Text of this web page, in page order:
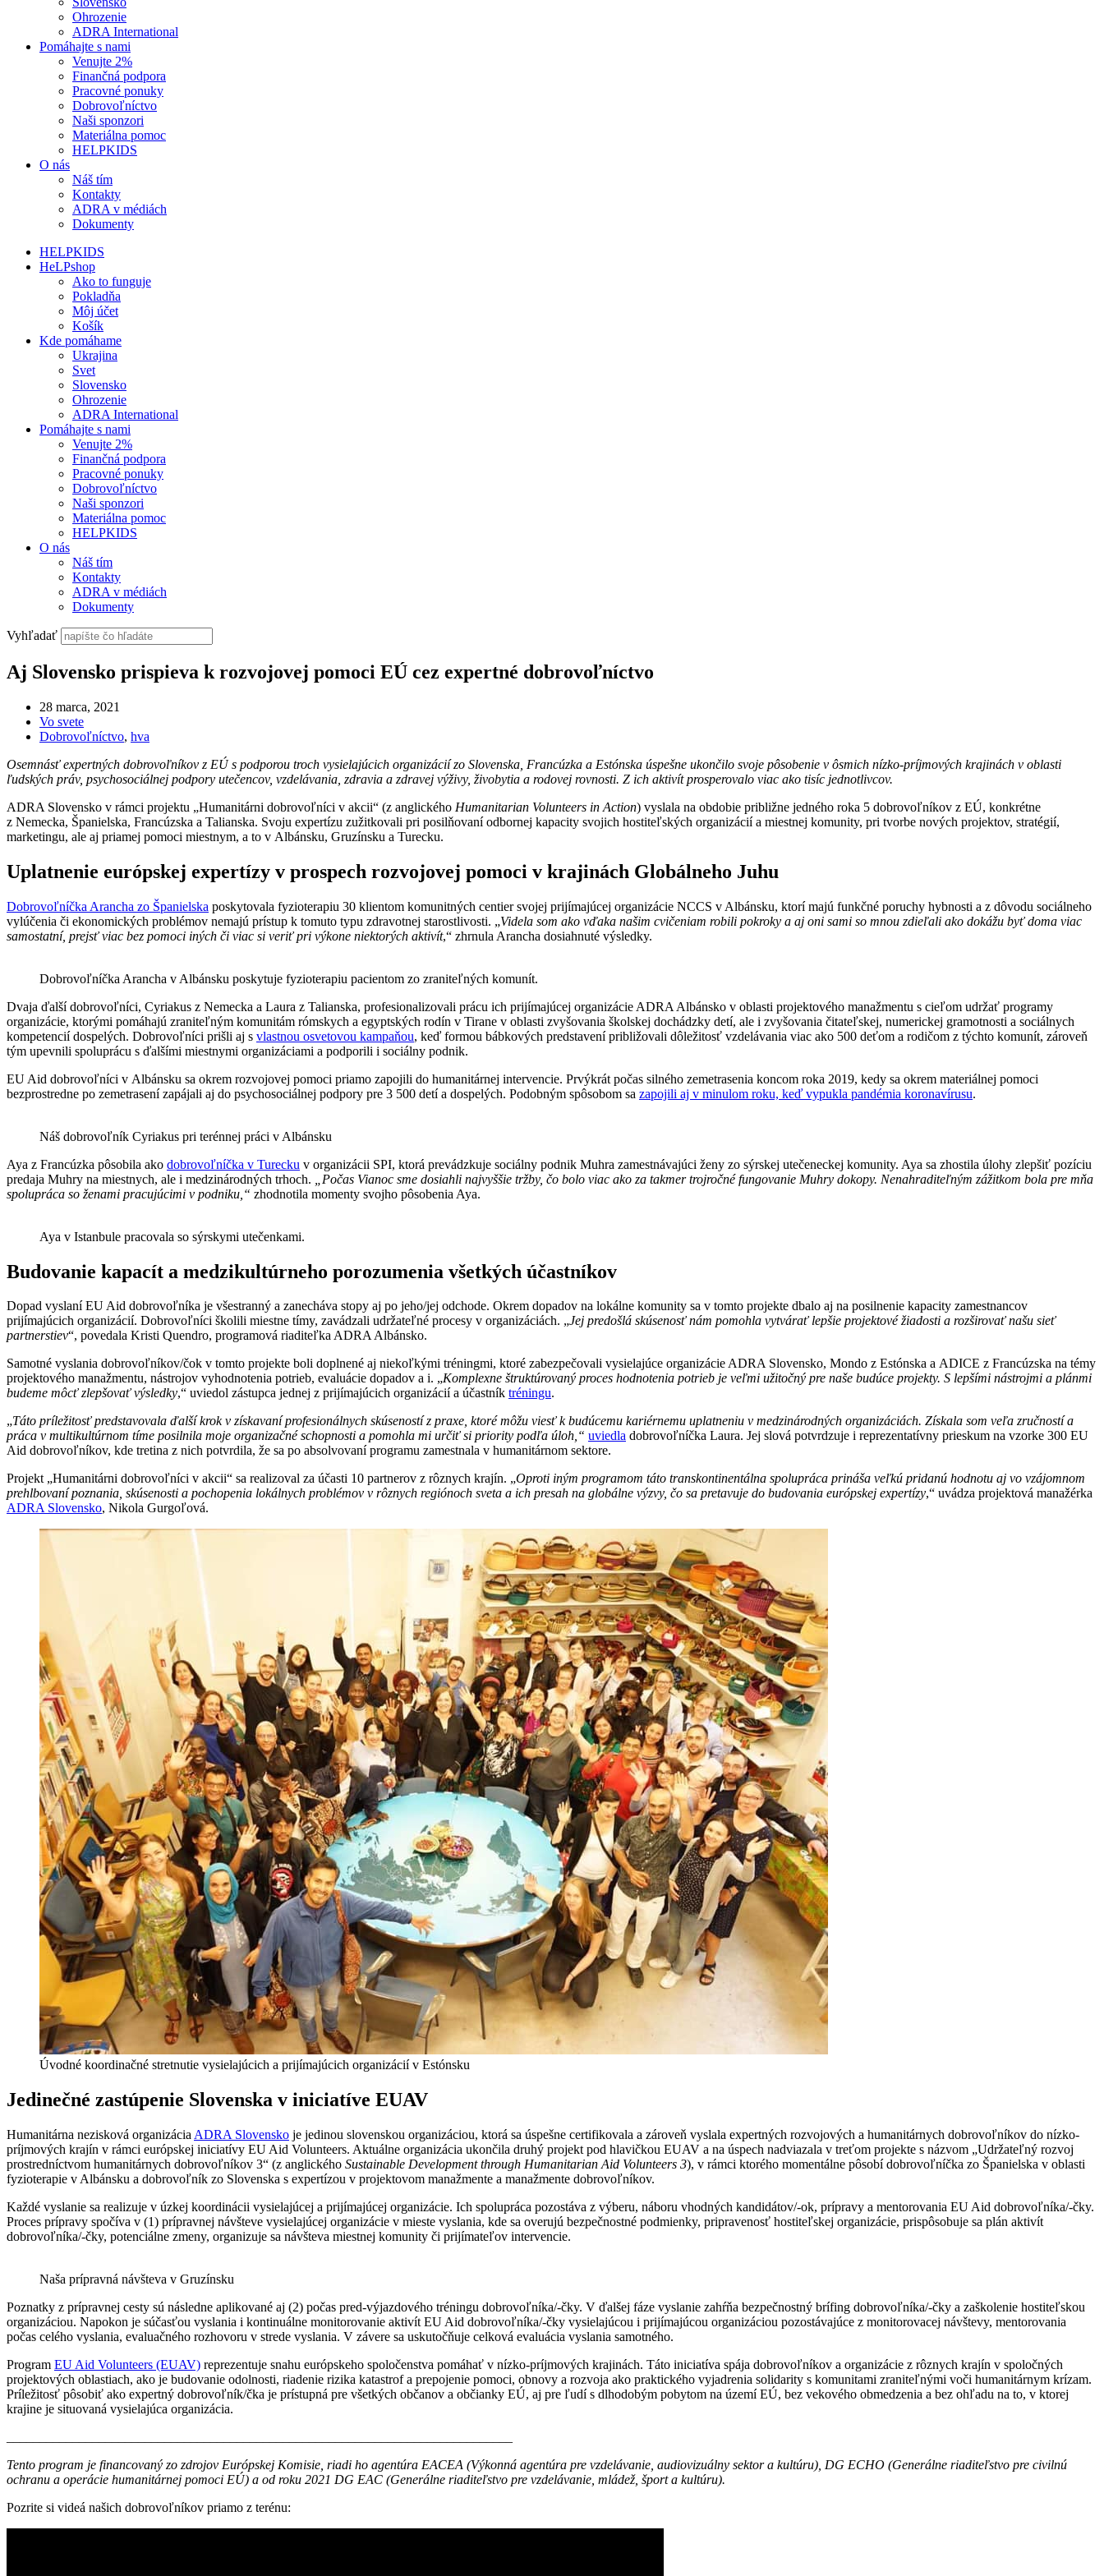
Ohrozenie
ADRA International
Pomáhajte s nami
Venujte 2%
Finančná podpora
Pracovné ponuky
Dobrovoľníctvo
Naši sponzori
Materiálna pomoc
HELPKIDS
O nás
Náš tím
Kontakty
ADRA v médiách
Dokumenty
HELPKIDS
HeLPshop
Ako to funguje
Pokladňa
Môj účet
Košík
Kde pomáhame
Ukrajina
Svet
Slovensko
Ohrozenie
ADRA International
Pomáhajte s nami
Venujte 2%
Finančná podpora
Pracovné ponuky
Dobrovoľníctvo
Naši sponzori
Materiálna pomoc
HELPKIDS
O nás
Náš tím
Kontakty
ADRA v médiách
Dokumenty
Vyhľadať
Aj Slovensko prispieva k rozvojovej pomoci EÚ cez expertné dobrovoľníctvo
28 marca, 2021
Vo svete
Dobrovoľníctvo, hva
Osemnásť expertných dobrovoľníkov z EÚ s podporou troch vysielajúcich organizácií zo Slovenska, Francúzka a Estónska úspešne ukončilo svoje pôsobenie v ôsmich nízko-príjmových krajinách v oblasti
ľudských práv, psychosociálnej podpory utečencov, vzdelávania, zdravia a zdravej výživy, živobytia a rodovej rovnosti. Z ich aktivít prosperovalo viac ako tisíc jednotlivcov.
ADRA Slovensko v rámci projektu „Humanitárni dobrovoľníci v akcii“ (z anglického Humanitarian Volunteers in Action) vyslala na obdobie približne jedného roka 5 dobrovoľníkov z EÚ, konkrétne
z Nemecka, Španielska, Francúzska a Talianska. Svoju expertízu zužitkovali pri posilňovaní odbornej kapacity svojich hostiteľských organizácií a miestnej komunity, pri tvorbe nových projektov, stratégií,
marketingu, ale aj priamej pomoci miestnym, a to v Albánsku, Gruzínsku a Turecku.
Uplatnenie európskej expertízy v prospech rozvojovej pomoci v krajinách Globálneho Juhu
Dobrovoľníčka Arancha zo Španielska poskytovala fyzioterapiu 30 klientom komunitných centier svojej prijímajúcej organizácie NCCS v Albánsku, ktorí majú funkčné poruchy hybnosti a z dôvodu sociálneho
vylúčenia či ekonomických problémov nemajú prístup k tomuto typu zdravotnej starostlivosti. „Videla som ako vďaka našim cvičeniam robili pokroky a aj oni sami so mnou zdieľali ako dokážu byť doma viac
samostatní, prejsť viac bez pomoci iných či viac si veriť pri výkone niektorých aktivít,“ zhrnula Arancha dosiahnuté výsledky.
Dobrovoľníčka Arancha v Albánsku poskytuje fyzioterapiu pacientom zo zraniteľných komunít.
Dvaja ďalší dobrovoľníci, Cyriakus z Nemecka a Laura z Talianska, profesionalizovali prácu ich prijímajúcej organizácie ADRA Albánsko v oblasti projektového manažmentu s cieľom udržať programy
organizácie, ktorými pomáhajú zraniteľným komunitám rómskych a egyptských rodín v Tirane v oblasti zvyšovania školskej dochádzky detí, ale i zvyšovania čitateľskej, numerickej gramotnosti a sociálnych
kompetencií dospelých. Dobrovoľníci prišli aj s vlastnou osvetovou kampaňou, keď formou bábkových predstavení približovali dôležitosť vzdelávania viac ako 500 deťom a rodičom z týchto komunít, zároveň
tým upevnili spoluprácu s ďalšími miestnymi organizáciami a podporili i sociálny podnik.
EU Aid dobrovoľníci v Albánsku sa okrem rozvojovej pomoci priamo zapojili do humanitárnej intervencie. Prvýkrát počas silného zemetrasenia koncom roka 2019, kedy sa okrem materiálnej pomoci
bezprostredne po zemetrasení zapájali aj do psychosociálnej podpory pre 3 500 detí a dospelých. Podobným spôsobom sa zapojili aj v minulom roku, keď vypukla pandémia koronavírusu.
Náš dobrovoľník Cyriakus pri terénnej práci v Albánsku
Aya z Francúzka pôsobila ako dobrovoľníčka v Turecku v organizácii SPI, ktorá prevádzkuje sociálny podnik Muhra zamestnávajúci ženy zo sýrskej utečeneckej komunity. Aya sa zhostila úlohy zlepšiť pozíciu
predaja Muhry na miestnych, ale i medzinárodných trhoch.
„Počas Vianoc sme dosiahli najvyššie tržby, čo bolo viac ako za takmer trojročné fungovanie Muhry dokopy. Nenahraditeľným zážitkom bola pre mňa
spolupráca so ženami pracujúcimi v podniku,“ zhodnotila momenty svojho pôsobenia Aya.
Aya v Istanbule pracovala so sýrskymi utečenkami.
Budovanie kapacít a medzikultúrneho porozumenia všetkých účastníkov
Dopad vyslaní EU Aid dobrovoľníka je všestranný a zanecháva stopy aj po jeho/jej odchode. Okrem dopadov na lokálne komunity sa v tomto projekte dbalo aj na posilnenie kapacity zamestnancov
prijímajúcich organizácií. Dobrovoľníci školili miestne tímy, zavádzali udržateľné procesy v organizáciách. „Jej predošlá skúsenosť nám pomohla vytvárať lepšie projektové žiadosti a rozširovať našu sieť
partnerstiev“, povedala Kristi Quendro, programová riaditeľka ADRA Albánsko.
Samotné vyslania dobrovoľníkov/čok v tomto projekte boli doplnené aj niekoľkými tréningmi, ktoré zabezpečovali vysielajúce organizácie ADRA Slovensko, Mondo z Estónska a ADICE z Francúzska na témy
projektového manažmentu, nástrojov vyhodnotenia potrieb, evaluácie dopadov a i. „Komplexne štruktúrovaný proces hodnotenia potrieb je veľmi užitočný pre naše budúce projekty. S lepšími nástrojmi a plánmi
budeme môcť zlepšovať výsledky,“ uviedol zástupca jednej z prijímajúcich organizácií a účastník tréningu.
„Táto príležitosť predstavovala ďalší krok v získavaní profesionálnych skúseností z praxe, ktoré môžu viesť k budúcemu kariérnemu uplatneniu v medzinárodných organizáciách. Získala som veľa zručností a
práca v multikultúrnom tíme posilnila moje organizačné schopnosti a pomohla mi určiť si priority podľa úloh,“ uviedla dobrovoľníčka Laura. Jej slová potvrdzuje i reprezentatívny prieskum na vzorke 300 EU
Aid dobrovoľníkov, kde tretina z nich potvrdila, že sa po absolvovaní programu zamestnala v humanitárnom sektore.
Projekt „Humanitárni dobrovoľníci v akcii“ sa realizoval za účasti 10 partnerov z rôznych krajín. „Oproti iným programom táto transkontinentálna spolupráca prináša veľkú pridanú hodnotu aj vo vzájomnom
prehlbovaní poznania, skúsenosti a pochopenia lokálnych problémov v rôznych regiónoch sveta a ich presah na globálne výzvy, čo sa pretavuje do budovania európskej expertízy,“ uvádza projektová manažérka
ADRA Slovensko, Nikola Gurgoľová.
Úvodné koordinačné stretnutie vysielajúcich a prijímajúcich organizácií v Estónsku
Jedinečné zastúpenie Slovenska v iniciatíve EUAV
Humanitárna nezisková organizácia ADRA Slovensko je jedinou slovenskou organizáciou, ktorá sa úspešne certifikovala a zároveň vyslala expertných rozvojových a humanitárnych dobrovoľníkov do nízko-
príjmových krajín v rámci európskej iniciatívy EU Aid Volunteers. Aktuálne organizácia ukončila druhý projekt pod hlavičkou EUAV a na úspech nadviazala v treťom projekte s názvom „Udržateľný rozvoj
prostredníctvom humanitárnych dobrovoľníkov 3“ (z anglického Sustainable Development through Humanitarian Aid Volunteers 3), v rámci ktorého momentálne pôsobí dobrovoľníčka zo Španielska v oblasti
fyzioterapie v Albánsku a dobrovoľník zo Slovenska s expertízou v projektovom manažmente a manažmente dobrovoľníkov.
Každé vyslanie sa realizuje v úzkej koordinácii vysielajúcej a prijímajúcej organizácie. Ich spolupráca pozostáva z výberu, náboru vhodných kandidátov/-ok, prípravy a mentorovania EU Aid dobrovoľníka/-čky.
Proces prípravy spočíva v (1) prípravnej návšteve vysielajúcej organizácie v mieste vyslania, kde sa overujú bezpečnostné podmienky, pripravenosť hostiteľskej organizácie, prispôsobuje sa plán aktivít
dobrovoľníka/-čky, potenciálne zmeny, organizuje sa návšteva miestnej komunity či prijímateľov intervencie.
Naša prípravná návšteva v Gruzínsku
Poznatky z prípravnej cesty sú následne aplikované aj (2) počas pred-výjazdového tréningu dobrovoľníka/-čky. V ďalšej fáze vyslanie zahŕňa bezpečnostný brífing dobrovoľníka/-čky a zaškolenie hostiteľskou
organizáciou. Napokon je súčasťou vyslania i kontinuálne monitorovanie aktivít EU Aid dobrovoľníka/-čky vysielajúcou i prijímajúcou organizáciou pozostávajúce z monitorovacej návštevy, mentorovania
počas celého vyslania, evaluačného rozhovoru v strede vyslania. V závere sa uskutočňuje celková evaluácia vyslania samotného.
Program EU Aid Volunteers (EUAV) reprezentuje snahu európskeho spoločenstva pomáhať v nízko-príjmových krajinách. Táto iniciatíva spája dobrovoľníkov a organizácie z rôznych krajín v spoločných
projektových oblastiach, ako je budovanie odolnosti, riadenie rizika katastrof a prepojenie pomoci, obnovy a rozvoja ako praktického vyjadrenia solidarity s komunitami zraniteľnými voči humanitárnym krízam.
Príležitosť pôsobiť ako expertný dobrovoľník/čka je prístupná pre všetkých občanov a občianky EÚ, aj pre ľudí s dlhodobým pobytom na území EÚ, bez vekového obmedzenia a bez ohľadu na to, v ktorej
krajine je situovaná vysielajúca organizácia.
Tento program je financovaný zo zdrojov Európskej Komisie, riadi ho agentúra EACEA (Výkonná agentúra pre vzdelávanie, audiovizuálny sektor a kultúru), DG ECHO (Generálne riaditeľstvo pre civilnú
ochranu a operácie humanitárnej pomoci EÚ) a od roku 2021 DG EAC (Generálne riaditeľstvo pre vzdelávanie, mládež, šport a kultúru).
Pozrite si videá našich dobrovoľníkov priamo z terénu: